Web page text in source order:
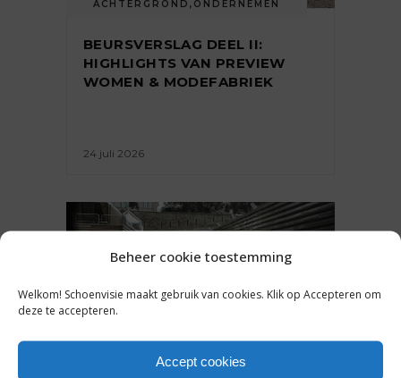
Beheer cookie toestemming
Welkom! Schoenvisie maakt gebruik van cookies. Klik op Accepteren om
deze te accepteren.
Accept cookies
ACHTERGROND , ONDERNEMEN
BEURSVERSLAG DEEL II:
HIGHLIGHTS VAN PREVIEW
WOMEN & MODEFABRIEK
24 juli 2026